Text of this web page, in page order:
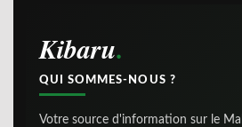
Kibaru
QUI SOMMES-NOUS ?
Votre source d'information sur le